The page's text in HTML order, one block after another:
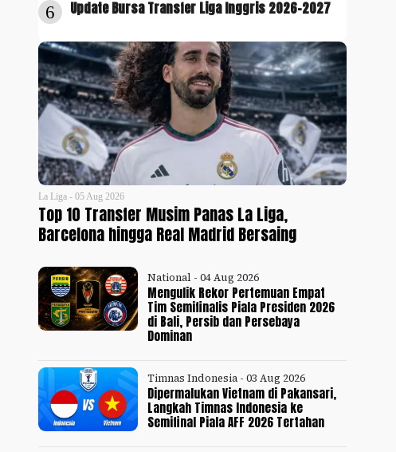
6 Update Bursa Transfer Liga Inggris 2026-2027
La Liga - 05 Aug 2026
Top 10 Transfer Musim Panas La Liga,
Barcelona hingga Real Madrid Bersaing
National - 04 Aug 2026
Mengulik Rekor Pertemuan Empat
Tim Semifinalis Piala Presiden 2026
di Bali, Persib dan Persebaya
Dominan
Timnas Indonesia - 03 Aug 2026
Dipermalukan Vietnam di Pakansari,
Langkah Timnas Indonesia ke
Semifinal Piala AFF 2026 Tertahan